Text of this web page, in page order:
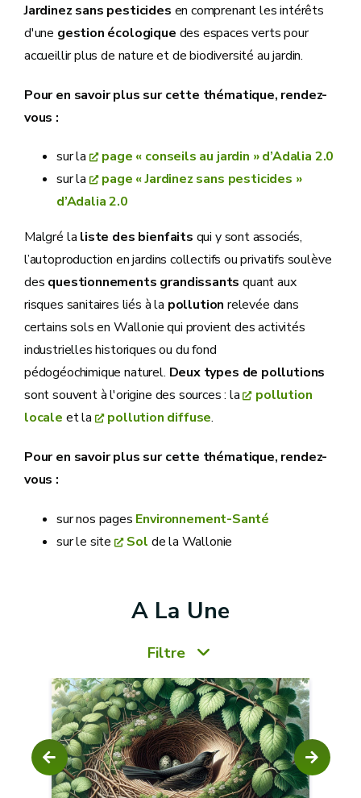
Jardinez sans pesticides en comprenant les intérêts
d'une gestion écologique des espaces verts pour
accueillir plus de nature et de biodiversité au jardin.
Pour en savoir plus sur cette thématique, rendez-
vous :
sur la
page « conseils au jardin » d’Adalia 2.0
sur la
page « Jardinez sans pesticides »
d’Adalia 2.0
Malgré la liste des bienfaits qui y sont associés,
l’autoproduction en jardins collectifs ou privatifs soulève
des questionnements grandissants quant aux
risques sanitaires liés à la pollution relevée dans
certains sols en Wallonie qui provient des activités
industrielles historiques ou du fond
pédogéochimique naturel. Deux types de pollutions
sont souvent à l'origine des sources : la
pollution
locale et la pollution diffuse.
Pour en savoir plus sur cette thématique, rendez-
vous :
sur nos pages Environnement-Santé
sur le site
Sol de la Wallonie
A La Une
Filtre